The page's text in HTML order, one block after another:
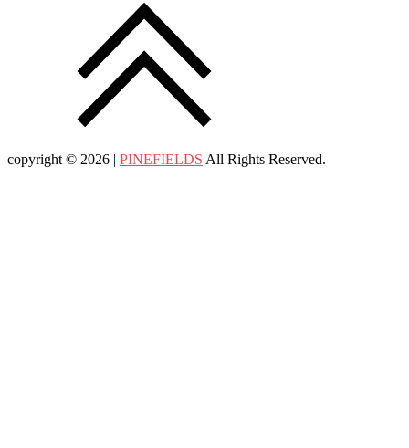
copyright © 2026 | PINEFIELDS All Rights Reserved.